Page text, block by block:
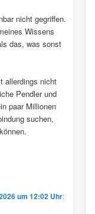
nicht gegriffen.
Wissens
das, was sonst
allerdings nicht
Pendler und
paar Millionen
suchen,
um 12:02 Uhr: